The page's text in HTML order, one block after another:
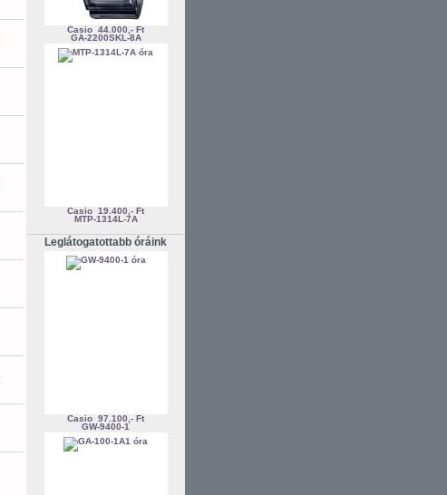
Casio 44.000,- Ft
GA-2200SKL-8A
Casio 19.400,- Ft
MTP-1314L-7A
Leglátogatottabb óráink
Casio 97.100,- Ft
GW-9400-1